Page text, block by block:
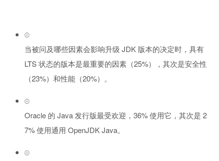
当被问及哪些因素会影响升级 JDK 版本的决定时，具有
LTS 状态的版本是最重要的因素（25%），其次是安全性
（23%）和性能（20%）。
Oracle 的 Java 发行版最受欢迎，36% 使用它，其次是 2
7% 使用通用 OpenJDK Java。